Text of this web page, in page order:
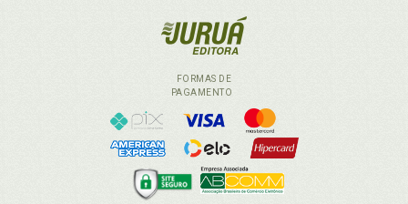
FORMAS DE
PAGAMENTO